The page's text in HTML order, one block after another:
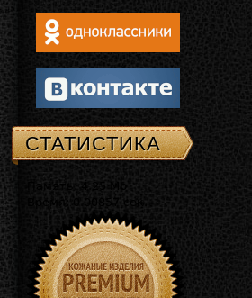
СТАТИСТИКА
Память: 4.25 Mb
Время: 0.00857 сек.